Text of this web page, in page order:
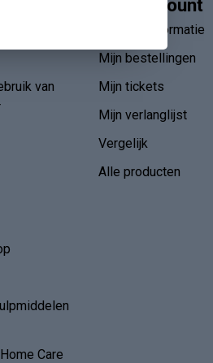
van
Care
Mijn account
Account informatie
Mijn bestellingen
Mijn tickets
Mijn verlanglijst
Vergelijk
Alle producten